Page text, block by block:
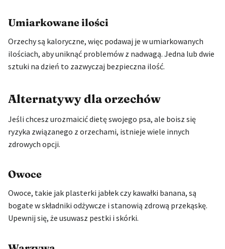
Umiarkowane ilości
Orzechy są kaloryczne, więc podawaj je w umiarkowanych
ilościach, aby uniknąć problemów z nadwagą. Jedna lub dwie
sztuki na dzień to zazwyczaj bezpieczna ilość.
Alternatywy dla orzechów
Jeśli chcesz urozmaicić dietę swojego psa, ale boisz się
ryzyka związanego z orzechami, istnieje wiele innych
zdrowych opcji.
Owoce
Owoce, takie jak plasterki jabłek czy kawałki banana, są
bogate w składniki odżywcze i stanowią zdrową przekąskę.
Upewnij się, że usuwasz pestki i skórki.